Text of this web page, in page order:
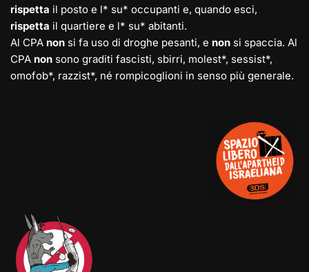
rispetta il posto e l* su* occupanti e, quando esci,
rispetta il quartiere e l* su* abitanti.
Al CPA non si fa uso di droghe pesanti, e non si spaccia. Al
CPA non sono graditi fascisti, sbirri, molest*, sessist*,
omofob*, razzist*, né rompicoglioni in senso più generale.